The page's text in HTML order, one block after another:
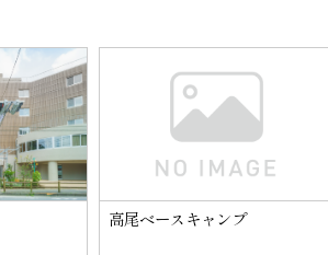
高尾ベースキャンプ